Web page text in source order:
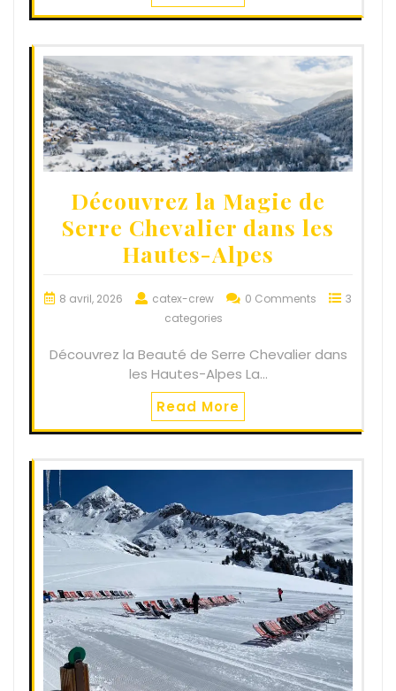
Découvrez la Magie de
Serre Chevalier dans les
Hautes-Alpes
8 avril, 2026 catex-crew 0 Comments
3
categories
Découvrez la Beauté de Serre Chevalier dans
les Hautes-Alpes La…
Read More